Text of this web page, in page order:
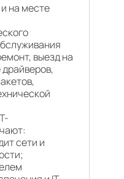
на месте
выезд на
сети и